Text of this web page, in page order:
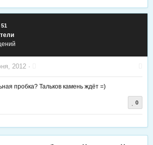
51
2012 ·
пробка? Тальков камень ждёт =)
0